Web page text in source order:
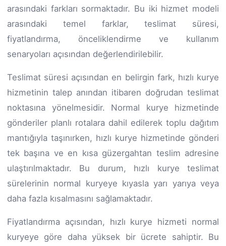
arasındaki farkları sormaktadır. Bu iki hizmet modeli
arasındaki temel farklar, teslimat süresi,
fiyatlandırma, önceliklendirme ve kullanım
senaryoları açısından değerlendirilebilir.
Teslimat süresi açısından en belirgin fark, hızlı kurye
hizmetinin talep anından itibaren doğrudan teslimat
noktasına yönelmesidir. Normal kurye hizmetinde
gönderiler planlı rotalara dahil edilerek toplu dağıtım
mantığıyla taşınırken, hızlı kurye hizmetinde gönderi
tek başına ve en kısa güzergahtan teslim adresine
ulaştırılmaktadır. Bu durum, hızlı kurye teslimat
sürelerinin normal kuryeye kıyasla yarı yarıya veya
daha fazla kısalmasını sağlamaktadır.
Fiyatlandırma açısından, hızlı kurye hizmeti normal
kuryeye göre daha yüksek bir ücrete sahiptir. Bu